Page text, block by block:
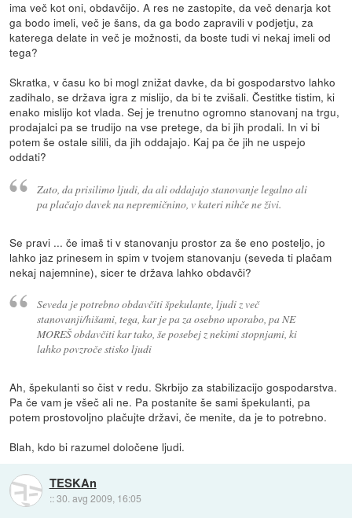
ima več kot oni, obdavčijo. A res ne zastopite, da več denarja kot
ga bodo imeli, več je šans, da ga bodo zapravili v podjetju, za
katerega delate in več je možnosti, da boste tudi vi nekaj imeli od
tega?
Skratka, v času ko bi mogl znižat davke, da bi gospodarstvo lahko
zadihalo, se država igra z mislijo, da bi te zvišali. Čestitke tistim, ki
enako mislijo kot vlada. Sej je trenutno ogromno stanovanj na trgu,
prodajalci pa se trudijo na vse pretege, da bi jih prodali. In vi bi
potem še ostale silili, da jih oddajajo. Kaj pa če jih ne uspejo
oddati?
Zato, da prisilimo ljudi, da ali oddajajo stanovanje legalno ali
pa plačajo davek na nepremičnino, v kateri nihče ne živi.
Se pravi ... če imaš ti v stanovanju prostor za še eno posteljo, jo
lahko jaz prinesem in spim v tvojem stanovanju (seveda ti plačam
nekaj najemnine), sicer te država lahko obdavči?
Seveda je potrebno obdavčiti špekulante, ljudi z več
stanovanji/hišami, tega, kar je pa za osebno uporabo, pa NE
MOREŠ obdavčiti kar tako, še posebej z nekimi stopnjami, ki
lahko povzroče stisko ljudi
Ah, špekulanti so čist v redu. Skrbijo za stabilizacijo gospodarstva.
Pa če vam je všeč ali ne. Pa postanite še sami špekulanti, pa
potem prostovoljno plačujte državi, če menite, da je to potrebno.
Blah, kdo bi razumel določene ljudi.
TESKAn
::30. avg 2009, 16:05